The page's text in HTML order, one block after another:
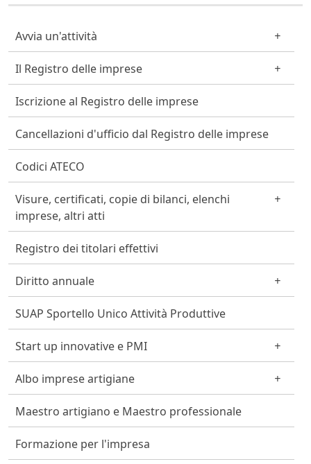
Cittadino Professionista Imprenditore
Avvia un'attività
Il Registro delle imprese
Iscrizione al Registro delle imprese
Cancellazioni d'ufficio dal Registro delle imprese
Codici ATECO
Visure, certificati, copie di bilanci, elenchi
imprese, altri atti
Registro dei titolari effettivi
Diritto annuale
SUAP Sportello Unico Attività Produttive
Start up innovative e PMI
Albo imprese artigiane
Maestro artigiano e Maestro professionale
Formazione per l'impresa